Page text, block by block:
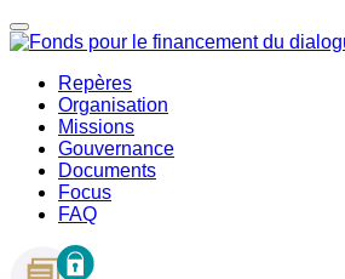
Repères
Organisation
Missions
Gouvernance
Documents
Focus
FAQ